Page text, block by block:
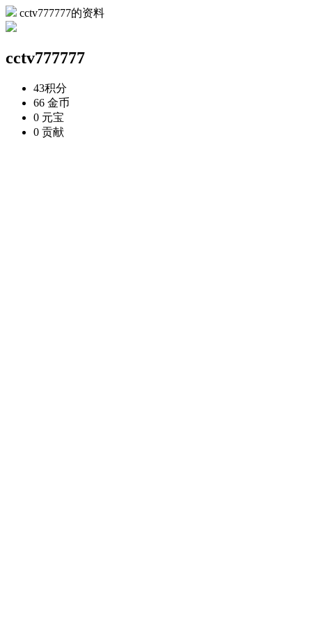
cctv777777的资料
cctv777777
43积分
66 金币
0 元宝
0 贡献